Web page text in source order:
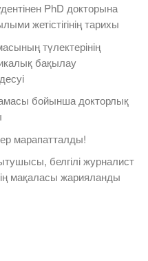
PhD докторына
жетістігінің тарихы
түлектерінің
бақылау
бойынша докторлық
марапатталды!
белгілі журналист
мақаласы жарияланды